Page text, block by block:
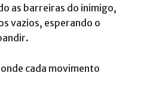
as barreiras do inimigo,
vazios, esperando o
cada movimento